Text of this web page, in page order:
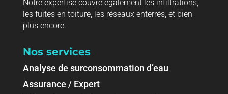
Notre expertise couvre également les infiltrations,
les fuites en toiture, les réseaux enterrés, et bien
plus encore.
Nos services
Analyse de surconsommation d’eau
Assurance / Expert